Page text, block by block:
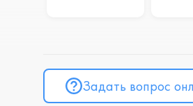
Задать вопрос